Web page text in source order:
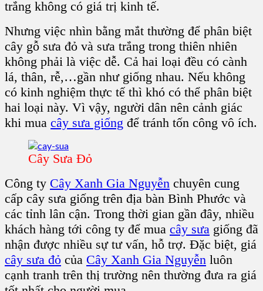
trắng không có giá trị kinh tế.
Nhưng việc nhìn bằng mắt thường để phân biệt
cây gỗ sưa đỏ và sưa trắng trong thiên nhiên
không phải là việc dễ. Cả hai loại đều có cành
lá, thân, rễ,…gần như giống nhau. Nếu không
có kinh nghiệm thực tế thì khó có thể phân biệt
hai loại này. Vì vậy, người dân nên cảnh giác
khi mua cây sưa giống để tránh tốn công vô ích.
Cây Sưa Đỏ
Công ty Cây Xanh Gia Nguyễn chuyên cung
cấp cây sưa giống trên địa bàn Bình Phước và
các tỉnh lân cận. Trong thời gian gần đây, nhiều
khách hàng tới công ty để mua cây sưa giống đã
nhận được nhiều sự tư vấn, hỗ trợ. Đặc biệt, giá
cây sưa đỏ của Cây Xanh Gia Nguyễn luôn
cạnh tranh trên thị trường nên thường đưa ra giá